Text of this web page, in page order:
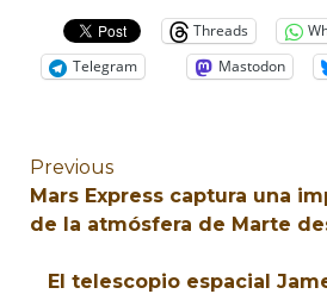
Threads
Telegram
Mastodon
Previous
Mars Express captura una
de la atmósfera de Marte
El telescopio espacial